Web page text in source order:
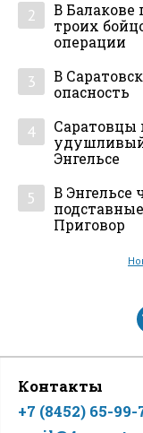
2
В Балакове
троих
операции
3
В
опасность
4
Саратовцы
удушливый
Энгельсе
5
В
Приговор
Контакты
+7 (8452) 65-99-